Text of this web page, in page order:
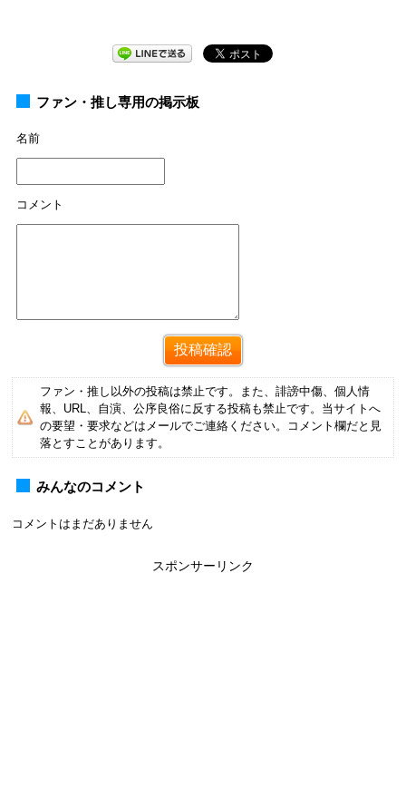
ファン・推し専用の掲示板
名前
コメント
ファン・推し以外の投稿は禁止です。また、誹謗中傷、個人情
報、URL、自演、公序良俗に反する投稿も禁止です。当サイトへ
の要望・要求などはメールでご連絡ください。コメント欄だと見
落とすことがあります。
みんなのコメント
コメントはまだありません
スポンサーリンク